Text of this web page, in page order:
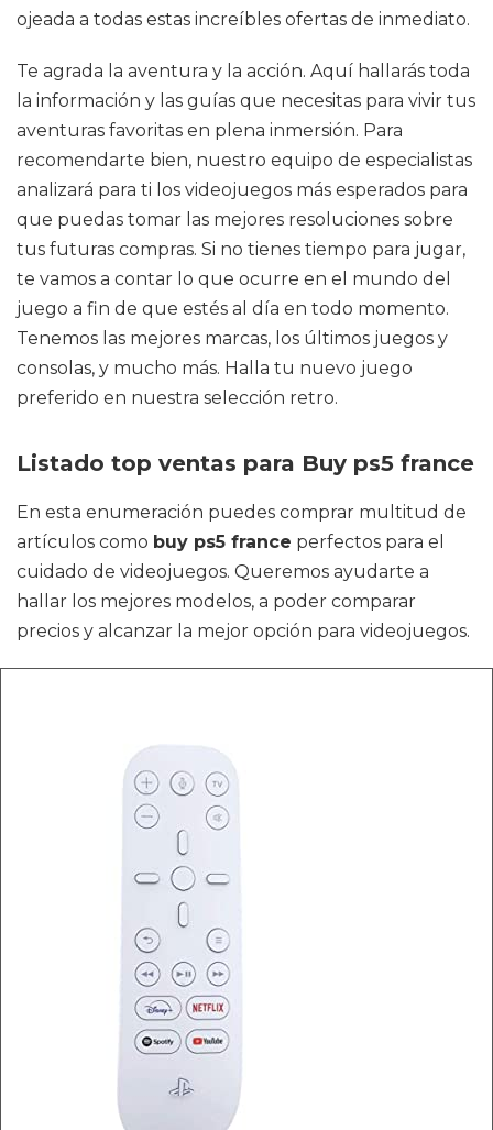
ojeada a todas estas increíbles ofertas de inmediato.
Te agrada la aventura y la acción. Aquí hallarás toda
la información y las guías que necesitas para vivir tus
aventuras favoritas en plena inmersión. Para
recomendarte bien, nuestro equipo de especialistas
analizará para ti los videojuegos más esperados para
que puedas tomar las mejores resoluciones sobre
tus futuras compras. Si no tienes tiempo para jugar,
te vamos a contar lo que ocurre en el mundo del
juego a fin de que estés al día en todo momento.
Tenemos las mejores marcas, los últimos juegos y
consolas, y mucho más. Halla tu nuevo juego
preferido en nuestra selección retro.
Listado top ventas para Buy ps5 france
En esta enumeración puedes comprar multitud de
artículos como buy ps5 france perfectos para el
cuidado de videojuegos. Queremos ayudarte a
hallar los mejores modelos, a poder comparar
precios y alcanzar la mejor opción para videojuegos.